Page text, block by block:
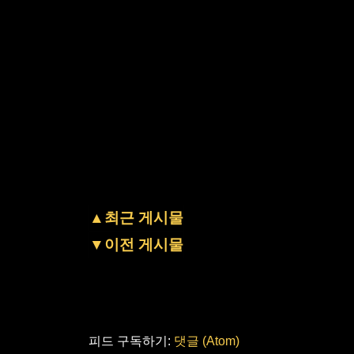
▲최근 게시물
▼이전 게시물
피드 구독하기: 댓글 (Atom)